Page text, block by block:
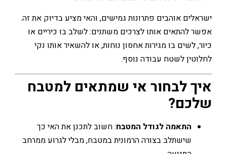
אוהבים פתרונות גמישים, והאי מציע בדיוק את זה.
אותו לצרכים משתנים: לשלב בו כיריים או
בו מגירות אחסון נוחות, או להשאיר אותו נקי
לשטח עבודה נוסף.
לבחור אי שמתאים למטבח
התאמה לגודל המטבח: חשוב לתכנן את האי כך
שישתלב בצורה הרמונית במטבח, מבלי לגרוע ממרחב